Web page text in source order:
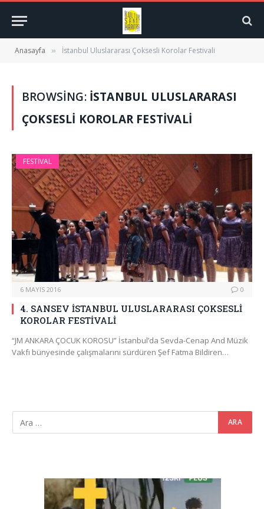
Anasayfa » İstanbul Uluslararası Çoksesli Korolar Festivali
BROWSING: İSTANBUL ULUSLARARASI
ÇOKSESLI KOROLAR FESTIVALI
FESTIVAL
6 MAYIS 2016 0
4. SANSEV İSTANBUL ULUSLARARASI ÇOKSESLİ
KOROLAR FESTİVALİ
“JM ANKARA ÇOCUK KOROSU” İstanbul’da Sevda-Cenap And Müzik
Vakfı bünyesinde çalışmalarını sürdüren Şef Fatma Bildiren…
Video
oynatıcı